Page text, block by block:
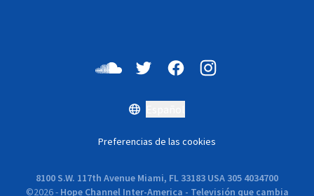
Preferencias de las cookies
8100 S.W. 117th Avenue Miami, FL 33183 USA 305 4034700
©2026- Hope Channel Inter-America - Televisión que cambia